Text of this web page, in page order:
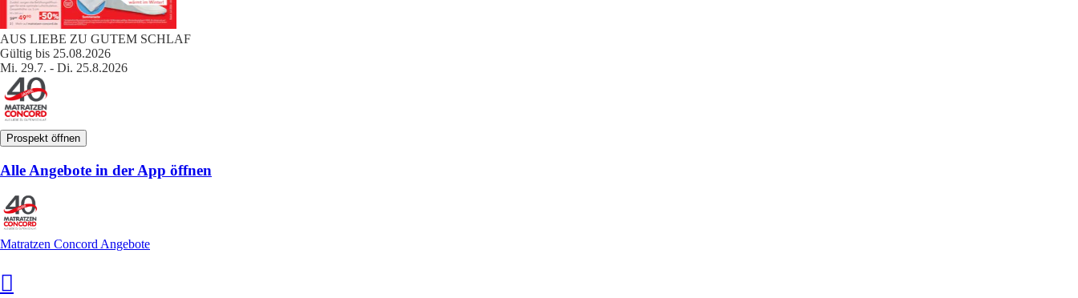
AUS LIEBE ZU GUTEM SCHLAF
Gültig bis 25.08.2026
Mi. 29.7. - Di. 25.8.2026
Prospekt öffnen
Alle Angebote in der App öffnen
Matratzen Concord Angebote